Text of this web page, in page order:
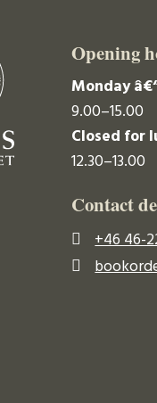
Opening
Monday
9.00–15.00
Closed for
12.30–13.00
Contact
+46 46-